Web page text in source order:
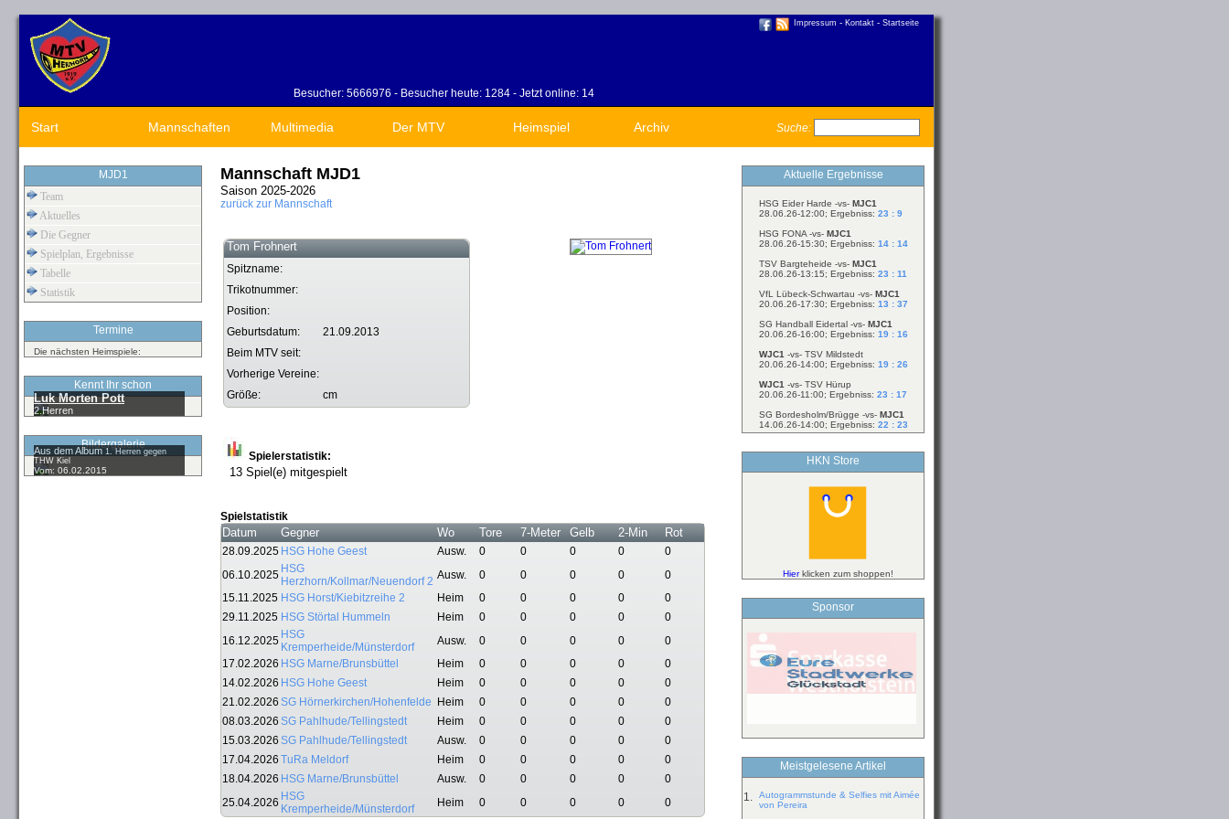
Impressum - Kontakt - Startseite
Besucher: 5666976 - Besucher heute: 1284 - Jetzt online: 14
Start Mannschaften Multimedia Der MTV Heimspiel Archiv Suche:
MJD1
Team
Aktuelles
Die Gegner
Spielplan, Ergebnisse
Tabelle
Statistik
Termine
Die nächsten Heimspiele:
Kennt Ihr schon
Luk Morten Pott
2.Herren
Bildergalerie
Aus dem Album1. Herren gegen
THW Kiel
Vom: 06.02.2015
Mannschaft MJD1
Saison 2025-2026
zurück zur Mannschaft
Tom Frohnert
Spitzname:
Trikotnummer:
Position:
Geburtsdatum:
21.09.2013
Beim MTV seit:
Vorherige Vereine:
Größe:
cm
Spielerstatistik:
13 Spiel(e) mitgespielt
Spielstatistik
Datum Gegner Wo Tore 7-Meter Gelb 2-Min Rot
28.09.2025 HSG Hohe Geest Ausw. 0 0 0 0
0
06.10.2025 HSG
Herzhorn/Kollmar/Neuendorf 2 Ausw. 0 0 0 0
0
15.11.2025 HSG Horst/Kiebitzreihe 2 Heim 0 0 0 0
0
29.11.2025 HSG Störtal Hummeln Heim 0 0 0 0
0
16.12.2025 HSG
Kremperheide/Münsterdorf
Ausw. 0 0 0 0
0
17.02.2026 HSG Marne/Brunsbüttel Heim 0 0 0 0
0
14.02.2026 HSG Hohe Geest Heim 0 0 0 0
0
21.02.2026 SG Hörnerkirchen/Hohenfelde Heim 0 0 0 0
0
08.03.2026 SG Pahlhude/Tellingstedt Heim 0 0 0 0
0
15.03.2026 SG Pahlhude/Tellingstedt Ausw. 0 0 0 0
0
17.04.2026 TuRa Meldorf Heim 0 0 0 0
0
18.04.2026 HSG Marne/Brunsbüttel Ausw. 0 0 0 0
0
25.04.2026 HSG
Kremperheide/Münsterdorf
Heim 0 0 0 0 0
Aktuelle Ergebnisse
HSG Eider Harde -vs- MJC1
28.06.26-12:00; Ergebniss: 23 : 9
HSG FONA -vs- MJC1
28.06.26-15:30; Ergebniss: 14 : 14
TSV Bargteheide -vs- MJC1
28.06.26-13:15; Ergebniss: 23 : 11
VfL Lübeck-Schwartau -vs- MJC1
20.06.26-17:30; Ergebniss: 13 : 37
SG Handball Eidertal -vs- MJC1
20.06.26-16:00; Ergebniss: 19 : 16
WJC1 -vs- TSV Mildstedt
20.06.26-14:00; Ergebniss: 19 : 26
WJC1 -vs- TSV Hürup
20.06.26-11:00; Ergebniss: 23 : 17
SG Bordesholm/Brügge -vs- MJC1
14.06.26-14:00; Ergebniss: 22 : 23
HKN Store
Hierklicken zum shoppen!
Sponsor
Meistgelesene Artikel
1.
Autogrammstunde & Selfies mit Aimée
von Pereira